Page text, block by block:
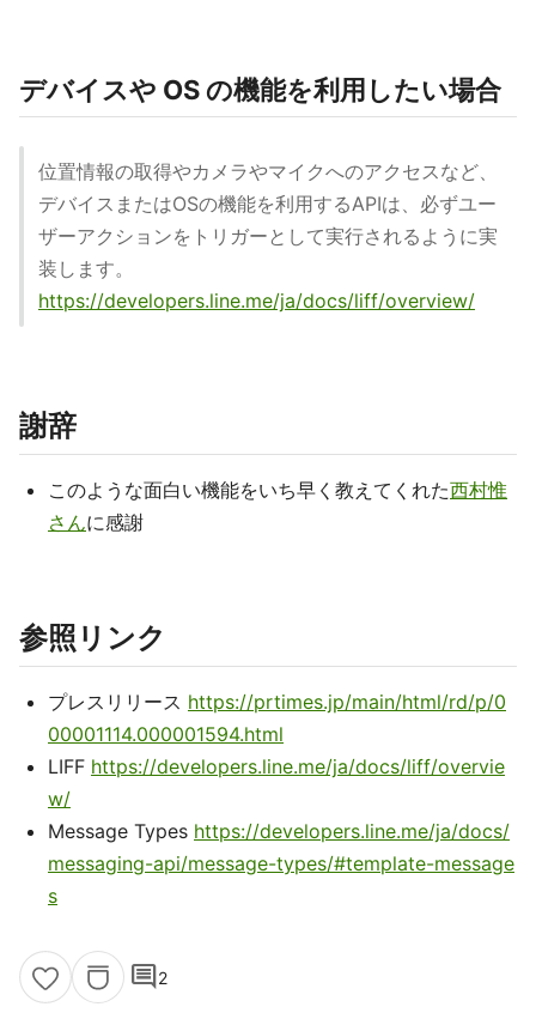
デバイスや OS の機能を利用したい場合
位置情報の取得やカメラやマイクへのアクセスなど、
デバイスまたはOSの機能を利用するAPIは、必ずユー
ザーアクションをトリガーとして実行されるように実
装します。
https://developers.line.me/ja/docs/liff/overview/
謝辞
このような面白い機能をいち早く教えてくれた西村惟
さんに感謝
参照リンク
プレスリリース https://prtimes.jp/main/html/rd/p/0
00001114.000001594.html
LIFF https://developers.line.me/ja/docs/liff/overvie
w/
Message Types https://developers.line.me/ja/docs/
messaging-api/message-types/#template-message
s
comment2